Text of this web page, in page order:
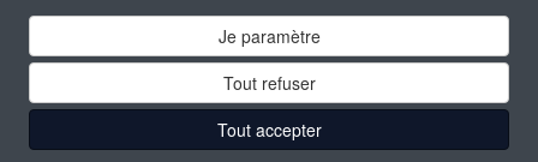
Je paramètre
Tout refuser
Tout accepter